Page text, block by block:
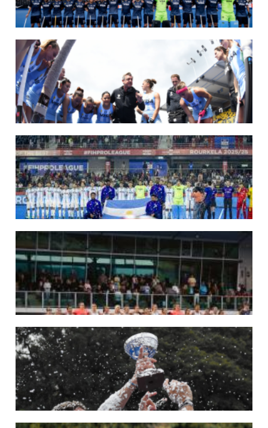
Del 15 al 30 de agosto, el seleccionado argentino masculino de hockey disputará
la Copa del Mundo en Países Bajos y Bélgica. El debut será ante Japón.
14/07/2026
MUNDIAL 2026: LOS LEONES CONVOCADOS POR LUCAS REY
Del 15 al 30 de agosto disputarán el Mundial en Países Bajos y Bélgica.
LEER MÁS
09/07/2026
MUNDIAL 2026: LAS LEONAS CONVOCADAS POR FERNANDO F...
Del 15 al 30 de agosto disputarán el Mundial 2026 en Países Bajos y Bélgica.
LEER MÁS
29/05/2026
LOS LEONES CONVOCADOS PARA LA VENTANA EUROPEA DE P...
En junio, el seleccionado nacional disputará las últimas dos ventanas de Pro
League 2025-26 en Inglaterra y Alemania.
LEER MÁS
22/05/2026
LAS LEONAS CONVOCADAS PARA LA VENTANA EUROPEA DE P...
En junio, el seleccionado nacional disputará las últimas dos ventanas de Pro
League 2025-26 en Bélgica e Inglaterra.
18/05/2026